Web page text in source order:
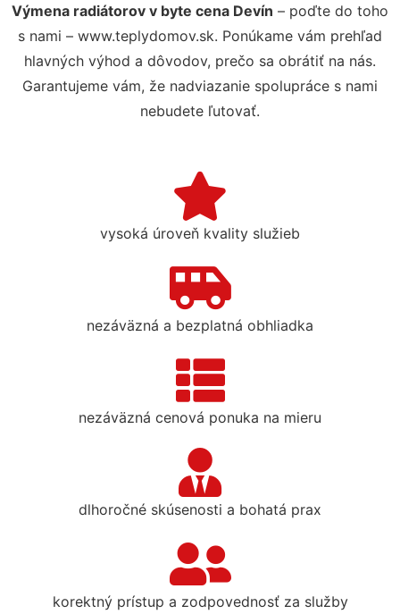
Výmena radiátorov v byte cena Devín – poďte do toho
s nami – www.teplydomov.sk. Ponúkame vám prehľad
hlavných výhod a dôvodov, prečo sa obrátiť na nás.
Garantujeme vám, že nadviazanie spolupráce s nami
nebudete ľutovať.
vysoká úroveň kvality služieb
nezáväzná a bezplatná obhliadka
nezáväzná cenová ponuka na mieru
dlhoročné skúsenosti a bohatá prax
korektný prístup a zodpovednosť za služby